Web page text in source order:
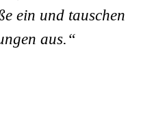
ein und tauschen
aus.“